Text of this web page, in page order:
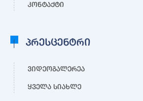
კონტაქტი
პრესცენტრი
ვიდეოგალერეა
ყველა სიახლე